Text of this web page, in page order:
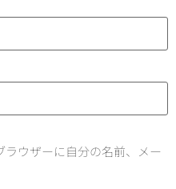
ウザーに自分の名前、メー